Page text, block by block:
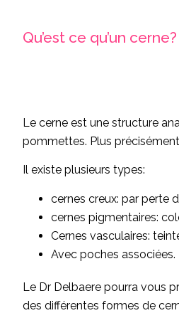
Qu’est ce qu’un cerne?
Le cerne est une structure
pommettes. Plus
Il existe plusieurs types:
cernes creux: par perte
cernes pigmentaires:
Cernes vasculaires:
Avec poches associées.
Le Dr Delbaere pourra vous
des différentes formes de